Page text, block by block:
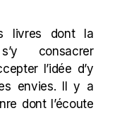
livres dont la
consacrer
l’idée d’y
envies. Il y a
dont l’écoute